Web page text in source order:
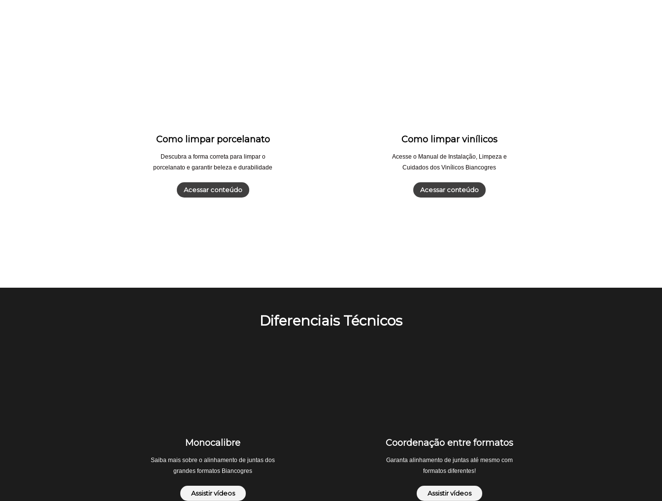
Como limpar porcelanato
Descubra a forma correta para limpar o
porcelanato e garantir beleza e durabilidade
Acessar conteúdo
Como limpar vinílicos
Acesse o Manual de Instalação, Limpeza e
Cuidados dos Vinílicos Biancogres
Acessar conteúdo
Diferenciais Técnicos
Monocalibre
Saiba mais sobre o alinhamento de juntas dos
grandes formatos Biancogres
Assistir vídeos
Coordenação entre formatos
Garanta alinhamento de juntas até mesmo com
formatos diferentes!
Assistir vídeos